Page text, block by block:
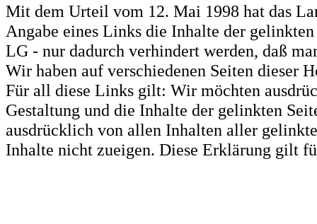
Mit dem Urteil vom 12. Mai 1998 hat das
Angabe eines Links die Inhalte der
LG - nur dadurch verhindert werden, daß
Wir haben auf verschiedenen Seiten dieser
Für all diese Links gilt: Wir möchten
Gestaltung und die Inhalte der gelinkten
ausdrücklich von allen Inhalten aller
Inhalte nicht zueigen. Diese Erklärung gilt